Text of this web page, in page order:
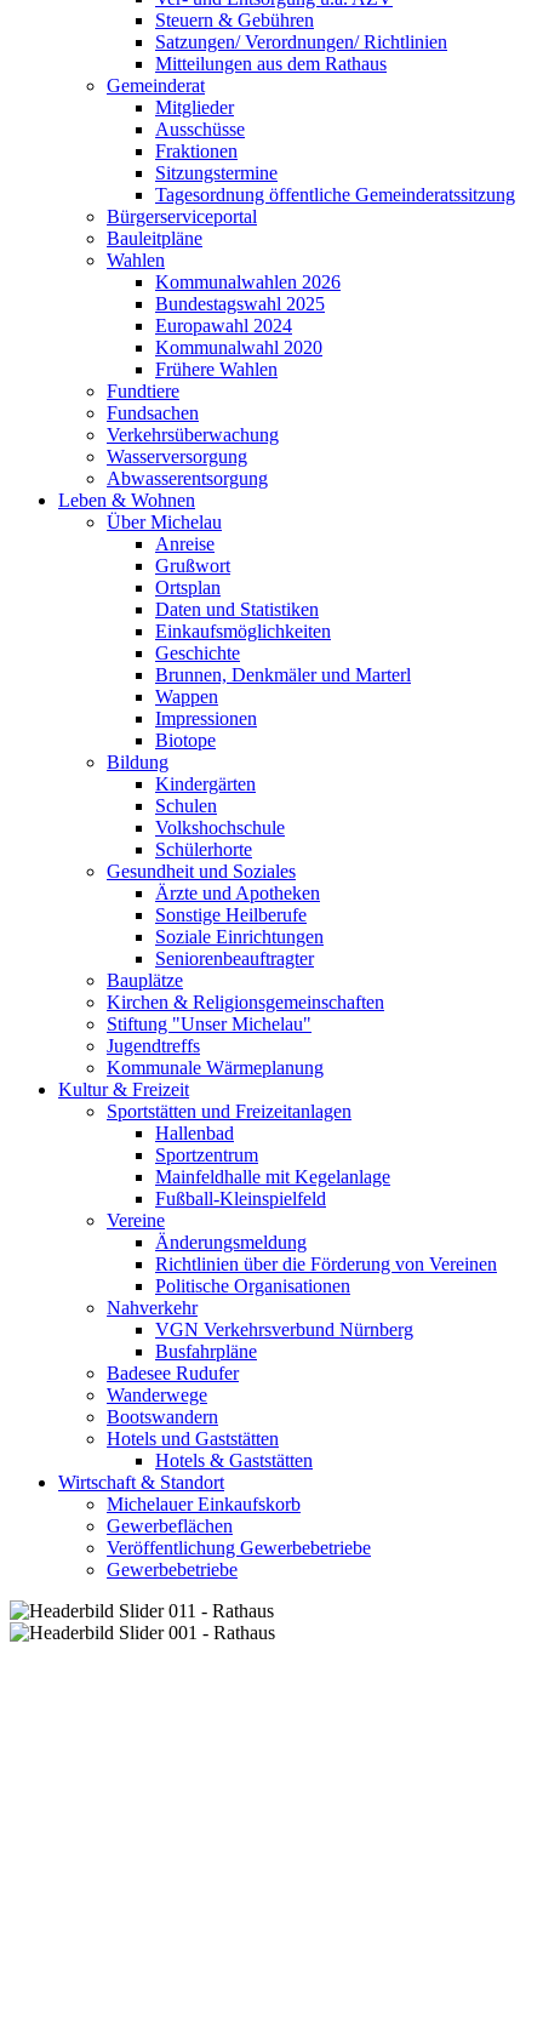
Steuern & Gebühren
Satzungen/ Verordnungen/ Richtlinien
Mitteilungen aus dem Rathaus
Gemeinderat
Mitglieder
Ausschüsse
Fraktionen
Sitzungstermine
Tagesordnung öffentliche Gemeinderatssitzung
Bürgerserviceportal
Bauleitpläne
Wahlen
Kommunalwahlen 2026
Bundestagswahl 2025
Europawahl 2024
Kommunalwahl 2020
Frühere Wahlen
Fundtiere
Fundsachen
Verkehrsüberwachung
Wasserversorgung
Abwasserentsorgung
Leben & Wohnen
Über Michelau
Anreise
Grußwort
Ortsplan
Daten und Statistiken
Einkaufsmöglichkeiten
Geschichte
Brunnen, Denkmäler und Marterl
Wappen
Impressionen
Biotope
Bildung
Kindergärten
Schulen
Volkshochschule
Schülerhorte
Gesundheit und Soziales
Ärzte und Apotheken
Sonstige Heilberufe
Soziale Einrichtungen
Seniorenbeauftragter
Bauplätze
Kirchen & Religionsgemeinschaften
Stiftung "Unser Michelau"
Jugendtreffs
Kommunale Wärmeplanung
Kultur & Freizeit
Sportstätten und Freizeitanlagen
Hallenbad
Sportzentrum
Mainfeldhalle mit Kegelanlage
Fußball-Kleinspielfeld
Vereine
Änderungsmeldung
Richtlinien über die Förderung von Vereinen
Politische Organisationen
Nahverkehr
VGN Verkehrsverbund Nürnberg
Busfahrpläne
Badesee Rudufer
Wanderwege
Bootswandern
Hotels und Gaststätten
Hotels & Gaststätten
Wirtschaft & Standort
Michelauer Einkaufskorb
Gewerbeflächen
Veröffentlichung Gewerbebetriebe
Gewerbebetriebe